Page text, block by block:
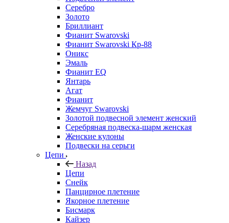
Серебро
Золото
Бриллиант
Фианит Swarovski
Фианит Swarovski Кр-88
Оникс
Эмаль
Фианит EQ
Янтарь
Агат
Фианит
Жемчуг Swarovski
Золотой подвесной элемент женcкий
Серебряная подвеска-шарм женская
Женские кулоны
Подвески на серьги
Цепи
Назад
Цепи
Снейк
Панцирное плетение
Якорное плетение
Бисмарк
Кайзер